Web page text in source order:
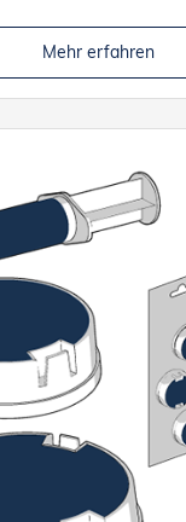
Mehr erfahren